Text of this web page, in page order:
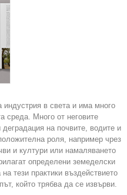
индустрия в света и има много
среда. Много от неговите
на почвите, водите и
роля, например чрез
и култури или намаляването
определени земеделски
тези практики въздействието
който трябва да се извърви.